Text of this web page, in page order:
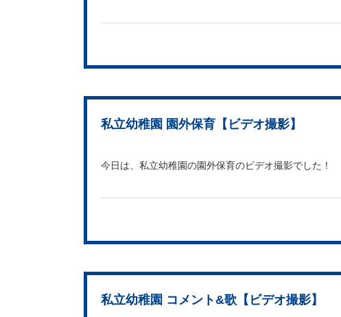
私立幼稚園 園外保育【ビデオ撮影】
今日は、私立幼稚園の園外保育のビデオ撮影でした！
私立幼稚園 コメント&歌【ビデオ撮影】